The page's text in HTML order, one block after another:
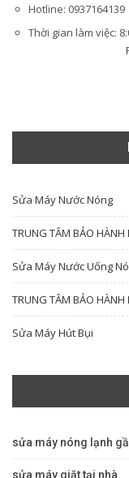
Hotline: 0937164139
Thời gian làm việc:
Sửa Máy Nước Nóng
TRUNG TÂM BẢO HÀNH
Sửa Máy Nước Uống
TRUNG TÂM BẢO
Sửa Máy Hút Bụi
sửa máy nóng lạnh
sửa máy giặt tại nhà